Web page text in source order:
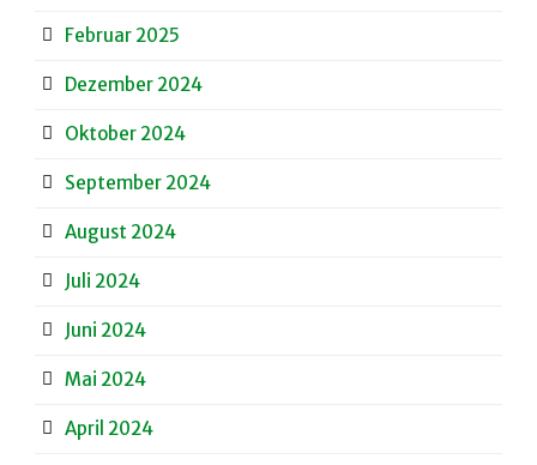
Februar 2025
Dezember 2024
Oktober 2024
September 2024
August 2024
Juli 2024
Juni 2024
Mai 2024
April 2024